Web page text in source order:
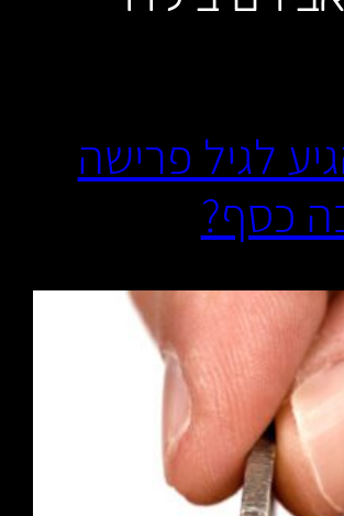
לגיל פרישה
כסף?